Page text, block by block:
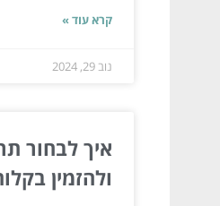
קרא עוד »
נוב 29, 2024
איך לבחור
ולהזמין